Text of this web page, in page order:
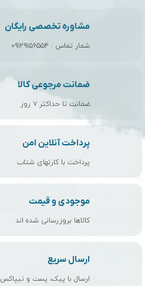
مشاوره تخصصی رایگان
شمار تماس : ۰۹۱۲۹۱۵۶۵۵۴
ضمانت مرجوعی کالا
ضمانت تا حداکثر ۷ روز
پرداخت آنلاین امن
پرداخت با کارتهای شتاب
موجودی و قیمت
کالاها بروزرسانی شده اند
ارسال سریع
ارسال با پیک، پست و تیپاکس